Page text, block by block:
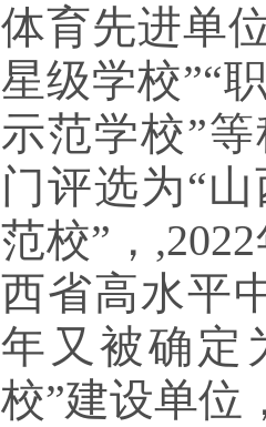
体育先进单
星级学校”“
示范学校”
门评选为“山
范校”，
西省高水平
年又被确定
校”建设单位